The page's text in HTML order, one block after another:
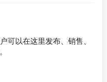
可以在这里发布、销售、